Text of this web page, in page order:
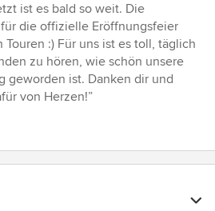
ist es bald so weit. Die
die offizielle Eröffnungsfeier
:) Für uns ist es toll, täglich
zu hören, wie schön unsere
geworden ist. Danken dir und
von Herzen!”